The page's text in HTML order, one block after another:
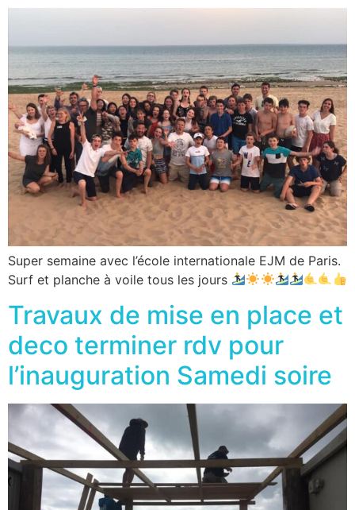
Super semaine avec l’école internationale EJM de Paris.
Surf et planche à voile tous les jours
Travaux de mise en place et
deco terminer rdv pour
l’inauguration Samedi soire